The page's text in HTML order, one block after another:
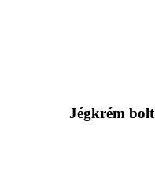
Jégkrém bolt